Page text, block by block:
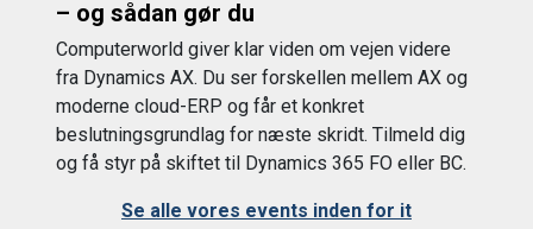
– og sådan gør du
Computerworld giver klar viden om vejen videre
fra Dynamics AX. Du ser forskellen mellem AX og
moderne cloud-ERP og får et konkret
beslutningsgrundlag for næste skridt. Tilmeld dig
og få styr på skiftet til Dynamics 365 FO eller BC.
Se alle vores events inden for it